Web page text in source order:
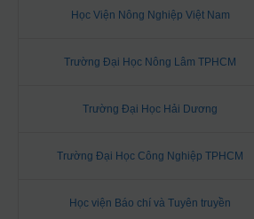
Học Viện Nông Nghiệp Việt Nam
Trường Đại Học Nông Lâm TPHCM
Trường Đại Học Hải Dương
Trường Đại Học Công Nghiệp TPHCM
Học viện Báo chí và Tuyên truyền